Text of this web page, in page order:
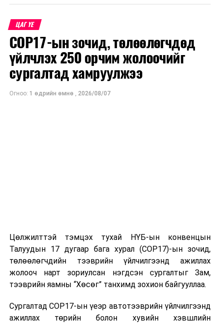
Нийтийн тээврийн 36 чиглэлийн үйлчилгээ 05:20-
05:40 цагт эхэлж байна
ЦАГ ҮЕ
COP17-ын зочид, төлөөлөгчдөд
үйлчлэх 250 орчим жолоочийг
сургалтад хамруулжээ
Огноо: 1 өдрийн өмнө , 2026/08/07
Цөлжилттэй тэмцэх тухай НҮБ-ын конвенцын
Талуудын 17 дугаар бага хурал (COP17)-ын зочид,
төлөөлөгчдийн тээврийн үйлчилгээнд ажиллах
жолооч нарт зориулсан нэгдсэн сургалтыг Зам,
тээврийн яамны “Хөсөг” танхимд зохион байгууллаа.
Сургалтад COP17-ын үеэр автотээврийн үйлчилгээнд
ажиллах төрийн болон хувийн хэвшлийн